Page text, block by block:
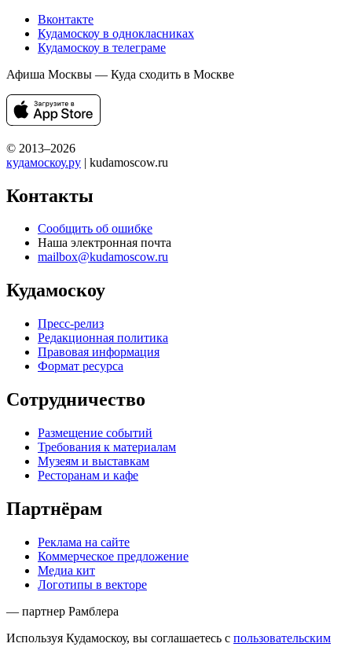
Вконтакте
Кудамоскоу в однокласниках
Кудамоскоу в телеграме
Афиша Москвы — Куда сходить в Москве
© 2013–2026
кудамоскоу.ру | kudamoscow.ru
Контакты
Сообщить об ошибке
Наша электронная почта
mailbox@kudamoscow.ru
Кудамоскоу
Пресс-релиз
Редакционная политика
Правовая информация
Формат ресурса
Сотрудничество
Размещение событий
Требования к материалам
Музеям и выставкам
Ресторанам и кафе
Партнёрам
Реклама на сайте
Коммерческое предложение
Медиа кит
Логотипы в векторе
— партнер Рамблера
Используя Кудамоскоу, вы соглашаетесь с пользовательским